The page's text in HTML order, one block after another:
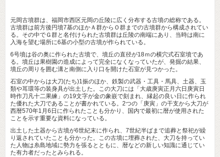
元岡古墳群は、福岡市西区元岡の丘陵に広く分布する古墳の総称である。
古墳群は前方後円墳7基のほかＡ群からＯ群までの古墳群から構成されてい
る。その中でＧ群と名付けられた古墳群は丘陵の南端にあり、当時は南に
入海を望む場所に6基の小型の古墳が作られている。
6号墳は谷の奥に作られた古墳で、墳丘の直径が18ｍの横穴式石室墳であ
る。墳丘は果樹園の造成によって完全になくなっていたが、発掘の結果、
墳丘の周りを囲む溝と南側に入り口を開けた石室が見つかった。
石室の中からは大刀(たち)1振のほか、鉄製の武器・工具・馬具、土器、玉
類や耳環等の装身具が出土した。この大刀には「大歳庚寅正月六日庚寅日
時作刀凡十二果練」の19文字が金の象嵌で刻まれ、縁起の良い日に作られ
た優れた大刀であることが書かれている。2つの「庚寅」の干支から大刀が
西暦570年1月6日に作られたことも分かり、国内で最初に暦が使用された
ことを示す重要な資料になっている。
出土した土器から古墳が6世紀末に作られ、7世紀半ばまで追葬と祭祀が繰
り返されていたことも分かった。この古墳に埋葬された、大刀を持ってい
た人物は糸島地域に勢力を張るとともに、暦などの新しい知識に通じてい
た有力者だったとみられる。